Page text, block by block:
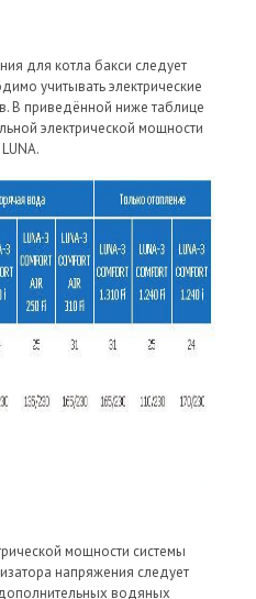
для котла бакси следует
учитывать электрические
В приведённой ниже таблице
электрической мощности
мощности системы
напряжения следует
водяных